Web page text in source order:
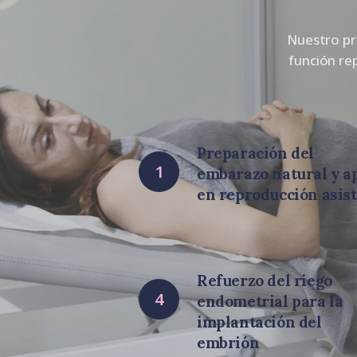
Nuestro
función
1
Preparación del
embarazo natural y
en reproducción
4
Refuerzo del riego
endometrial para la
implantación del
embrión